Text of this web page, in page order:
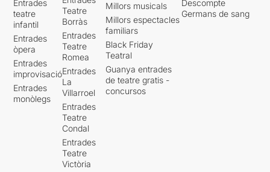
Entrades
teatre
infantil
Entrades
òpera
Entrades
improvisació
Entrades
monòlegs
Teatre
Borràs
Entrades
Teatre
Romea
Entrades
La
Villarroel
Entrades
Teatre
Condal
Entrades
Teatre
Victòria
Millors musicals
Millors espectacles
familiars
Black Friday
Teatral
Guanya entrades
de teatre gratis -
concursos
Descompte
Germans de sang